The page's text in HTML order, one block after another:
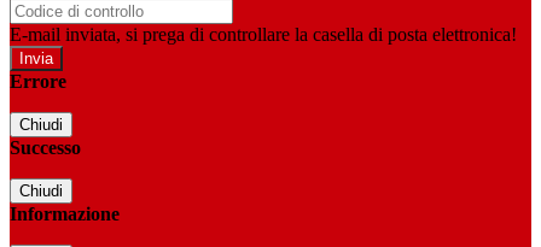
E-mail inviata, si prega di controllare la casella di posta elettronica!
Errore
Chiudi
Successo
Chiudi
Informazione